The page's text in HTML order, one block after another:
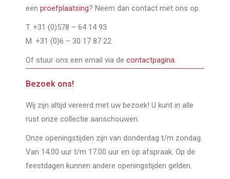
een proefplaatsing? Neem dan contact met ons op.
T. +31 (0)578 – 64 14 93
M. +31 (0)6 – 30 17 87 22
Of stuur ons een email via de contactpagina.
Bezoek ons!
Wij zijn altijd vereerd met uw bezoek! U kunt in alle
rust onze collectie aanschouwen.
Onze openingstijden zijn van donderdag t/m zondag.
Van 14.00 uur t/m 17.00 uur en op afspraak. Op de
feestdagen kunnen andere openingstijden gelden.